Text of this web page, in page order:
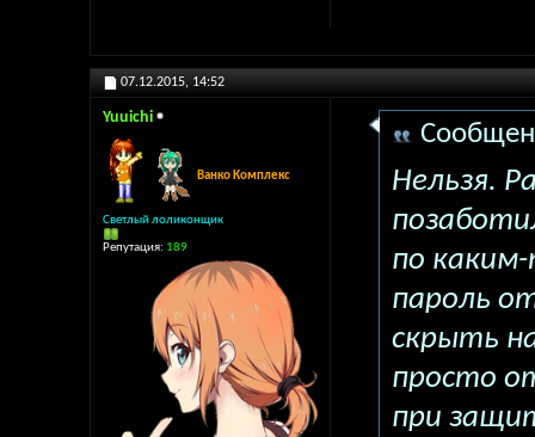
07.12.2015, 14:52
Yuuichi
Ванко Комплекс
Светлый лоликонщик
Репутация: 189
Нельзя.
по
пароль
скрыть
просто
при